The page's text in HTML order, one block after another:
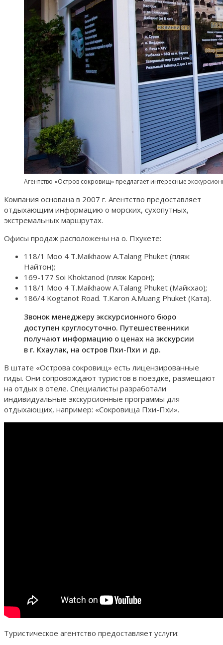
Агентство «Остров сокровищ» предлагает интересные
Компания основана в 2007 г. Агентство предоставляет
отдыхающим информацию о морских, сухопутных,
экстремальных маршрутах.
Офисы продаж расположены на о. Пхукете:
118/1 Moo 4 T.Maikhaow A.Talang Phuket (пляж
Найтон);
169-177 Soi Khoktanod (пляж Карон);
118/1 Moo 4 T.Maikhaow A.Talang Phuket (Майкхао);
186/4 Kogtanot Road. T.Karon A.Muang Phuket (Ката).
Звонок менеджеру экскурсионного бюро
доступен круглосуточно. Путешественники
получают информацию о ценах на экскурсии
в г. Кхаулак, на остров Пхи-Пхи и др.
В штате «Острова сокровищ» есть лицензированные
гиды. Они сопровождают туристов в поездке, размещают
на отдых в отеле. Специалисты разработали
индивидуальные экскурсионные программы для
отдыхающих, например: «Сокровища Пхи-Пхи».
Туристическое агентство предоставляет услуги: